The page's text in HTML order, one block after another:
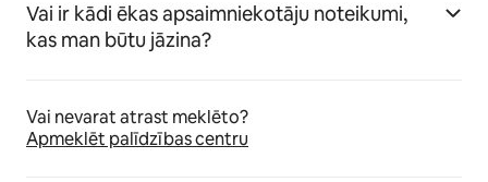
Vai ir kādi ēkas apsaimniekotāju noteikumi,
kas man būtu jāzina?
Vai nevarat atrast meklēto?
Apmeklēt palīdzības centru